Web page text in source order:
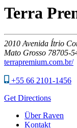
Terra
2010 Avenida Ítrio
Mato Grosso 78705-
terrapremium.com.br/
+55 66 2101-1456
Get Directions
Über Raven
Kontakt